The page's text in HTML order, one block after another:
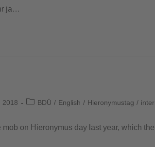
ja…
2018 BDÜ / English / Hieronymustag /
on Hieronymus day last year, which